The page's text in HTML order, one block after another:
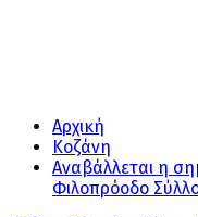
Αρχική
Κοζάνη
Αναβάλλεται η
Φιλοπρόοδο